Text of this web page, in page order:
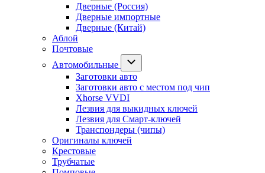
Дверные (Россия)
Дверные импортные
Дверные (Китай)
Аблой
Почтовые
Автомобильные
Заготовки авто
Заготовки авто с местом под чип
Xhorse VVDI
Лезвия для выкидных ключей
Лезвия для Смарт-ключей
Транспондеры (чипы)
Оригиналы ключей
Крестовые
Трубчатые